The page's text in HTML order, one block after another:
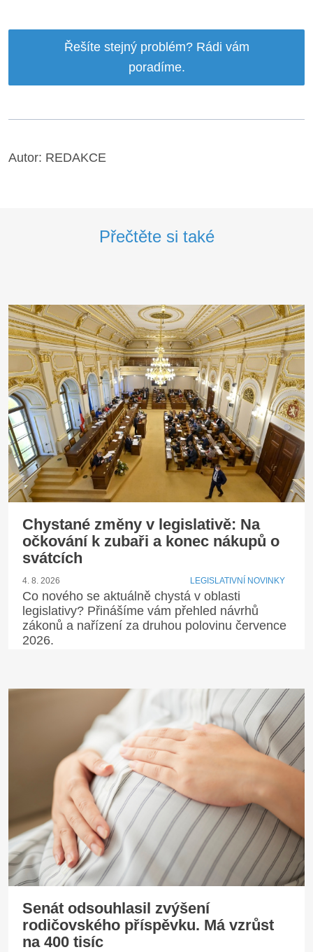
Řešíte stejný problém? Rádi vám
poradíme.
Autor: REDAKCE
Přečtěte si také
Chystané změny v legislativě: Na
očkování k zubaři a konec nákupů o
svátcích
4. 8. 2026 LEGISLATIVNÍ NOVINKY
Co nového se aktuálně chystá v oblasti
legislativy? Přinášíme vám přehled návrhů
zákonů a nařízení za druhou polovinu července
2026.
Senát odsouhlasil zvýšení
rodičovského příspěvku. Má vzrůst
na 400 tisíc